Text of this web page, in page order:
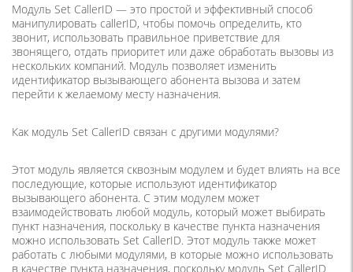
Модуль Set CallerID — это простой и эффективный способ
манипулировать callerID, чтобы помочь определить, кто
звонит, использовать правильное приветствие для
звонящего, отдать приоритет или даже обработать вызовы из
нескольких компаний. Модуль позволяет изменить
идентификатор вызывающего абонента вызова и затем
перейти к желаемому месту назначения.
Как модуль Set CallerID связан с другими модулями?
Этот модуль является сквозным модулем и будет влиять на все
последующие, которые используют идентификатор
вызывающего абонента. С этим модулем может
взаимодействовать любой модуль, который может выбирать
пункт назначения, поскольку в качестве пункта назначения
можно использовать Set CallerID. Этот модуль также может
работать с любыми модулями, в которые можно использовать
в качестве пункта назначения, поскольку модуль Set CallerID